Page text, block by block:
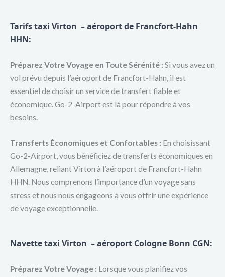
Tarifs taxi Virton – aéroport de Francfort-Hahn
HHN:
Préparez Votre Voyage en Toute Sérénité : Si vous avez un
vol prévu depuis l’aéroport de Francfort-Hahn, il est
essentiel de choisir un service de transfert fiable et
économique. Go-2-Airport est là pour répondre à vos
besoins.
Transferts Économiques et Confortables : En choisissant
Go-2-Airport, vous bénéficiez de transferts économiques en
Allemagne, reliant Virton à l’aéroport de Francfort-Hahn
HHN. Nous comprenons l’importance d’un voyage sans
stress et nous nous engageons à vous offrir une expérience
de voyage exceptionnelle.
Navette taxi Virton – aéroport Cologne Bonn CGN:
Préparez Votre Voyage : Lorsque vous planifiez vos